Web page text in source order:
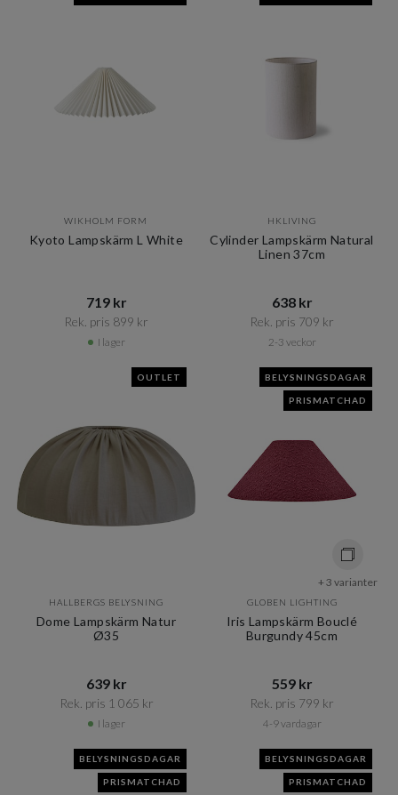
WIKHOLM FORM
Kyoto Lampskärm L White
719 kr​​
Rek. pris 899 kr​​
I lager
HKLIVING
Cylinder Lampskärm Natural
Linen 37cm
638 kr​​
Rek. pris 709 kr​​
2-3 veckor
OUTLET
HALLBERGS BELYSNING
Dome Lampskärm Natur
Ø35
639 kr​​
Rek. pris 1 065 kr​​
I lager
BELYSNINGSDAGAR
PRISMATCHAD
+ 3 varianter
GLOBEN LIGHTING
Iris Lampskärm Bouclé
Burgundy 45cm
559 kr​​
Rek. pris 799 kr​​
4-9 vardagar
BELYSNINGSDAGAR
PRISMATCHAD
BELYSNINGSDAGAR
PRISMATCHAD